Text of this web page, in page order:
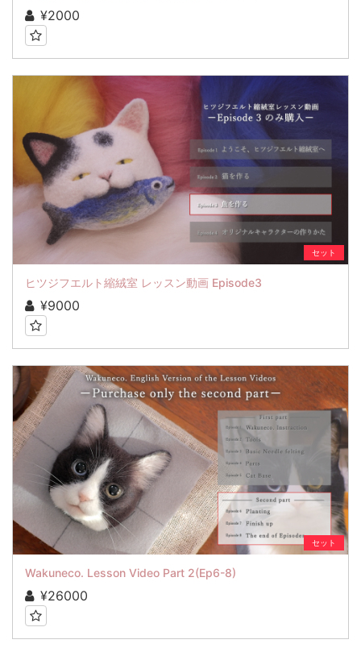
¥2000
セット
ヒツジフエルト縮絨室 レッスン動画 Episode3
¥9000
セット
Wakuneco. Lesson Video Part 2(Ep6-8)
¥26000